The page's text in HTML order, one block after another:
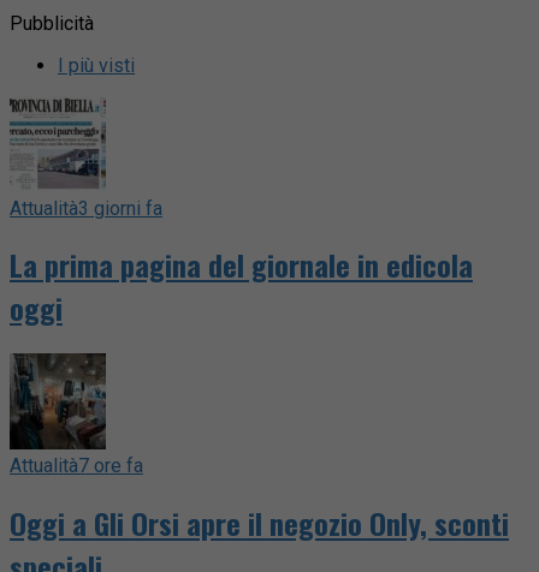
Pubblicità
I più visti
Attualità3 giorni fa
La prima pagina del giornale in edicola
oggi
Attualità7 ore fa
Oggi a Gli Orsi apre il negozio Only, sconti